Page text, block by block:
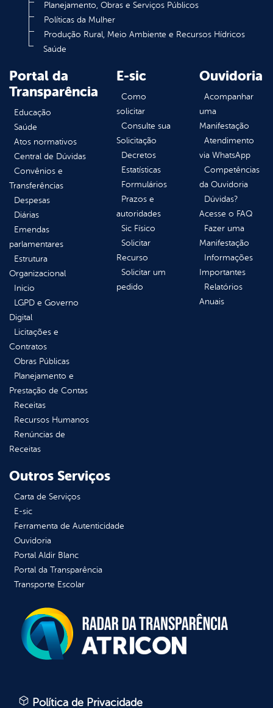
Planejamento, Obras e Serviços Públicos
Políticas da Mulher
Produção Rural, Meio Ambiente e Recursos Hídricos
Saúde
Portal da
Transparência
Educação
Saúde
Atos normativos
Central de Dúvidas
Convênios e
Transferências
Despesas
Diárias
Emendas
parlamentares
Estrutura
Organizacional
Inicio
LGPD e Governo
Digital
Licitações e
Contratos
Obras Públicas
Planejamento e
Prestação de Contas
Receitas
Recursos Humanos
Renúncias de
Receitas
E-sic
Como
solicitar
Consulte sua
Solicitação
Decretos
Estatísticas
Formulários
Prazos e
autoridades
Sic Físico
Solicitar
Recurso
Solicitar um
pedido
Ouvidoria
Acompanhar
uma
Manifestação
Atendimento
via WhatsApp
Competências
da Ouvidoria
Dúvidas?
Acesse o FAQ
Fazer uma
Manifestação
Informações
Importantes
Relatórios
Anuais
Outros Serviços
Carta de Serviços
E-sic
Ferramenta de Autenticidade
Ouvidoria
Portal Aldir Blanc
Portal da Transparência
Transporte Escolar
Política de Privacidade